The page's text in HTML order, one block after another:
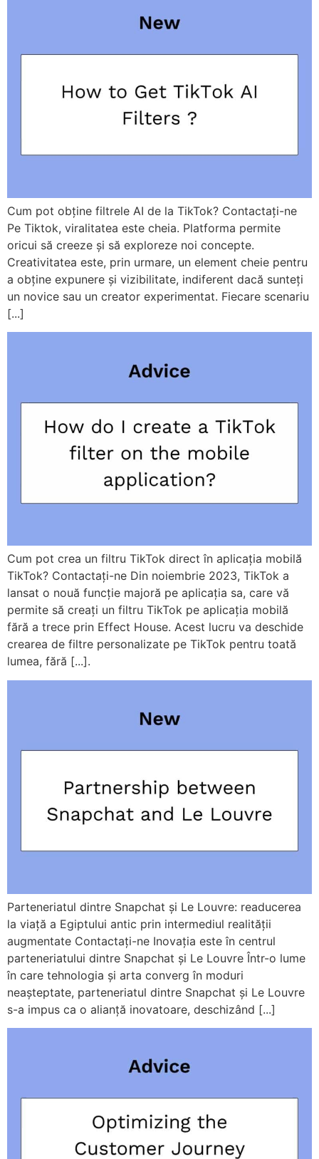
Cum pot obține filtrele AI de la TikTok? Contactați-ne
Pe Tiktok, viralitatea este cheia. Platforma permite
oricui să creeze și să exploreze noi concepte.
Creativitatea este, prin urmare, un element cheie pentru
a obține expunere și vizibilitate, indiferent dacă sunteți
un novice sau un creator experimentat. Fiecare scenariu
[...]
Cum pot crea un filtru TikTok direct în aplicația mobilă
TikTok? Contactați-ne Din noiembrie 2023, TikTok a
lansat o nouă funcție majoră pe aplicația sa, care vă
permite să creați un filtru TikTok pe aplicația mobilă
fără a trece prin Effect House. Acest lucru va deschide
crearea de filtre personalizate pe TikTok pentru toată
lumea, fără [...].
Parteneriatul dintre Snapchat și Le Louvre: readucerea
la viață a Egiptului antic prin intermediul realității
augmentate Contactați-ne Inovația este în centrul
parteneriatului dintre Snapchat și Le Louvre Într-o lume
în care tehnologia și arta converg în moduri
neașteptate, parteneriatul dintre Snapchat și Le Louvre
s-a impus ca o alianță inovatoare, deschizând [...]